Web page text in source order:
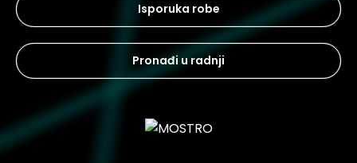
Isporuka robe
Pronađi u radnji